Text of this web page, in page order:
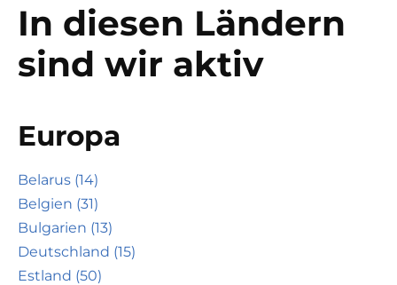
In diesen Ländern
sind wir aktiv
Europa
Belarus (14)
Belgien (31)
Bulgarien (13)
Deutschland (15)
Estland (50)